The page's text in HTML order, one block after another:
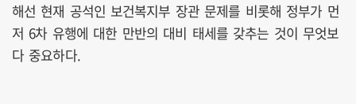
해선 현재 공석인 보건복지부 장관 문제를 비롯해 정부가 먼
저 6차 유행에 대한 만반의 대비 태세를 갖추는 것이 무엇보
다 중요하다.